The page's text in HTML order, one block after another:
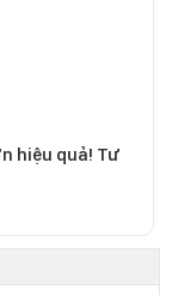
hiệu quả! Tư